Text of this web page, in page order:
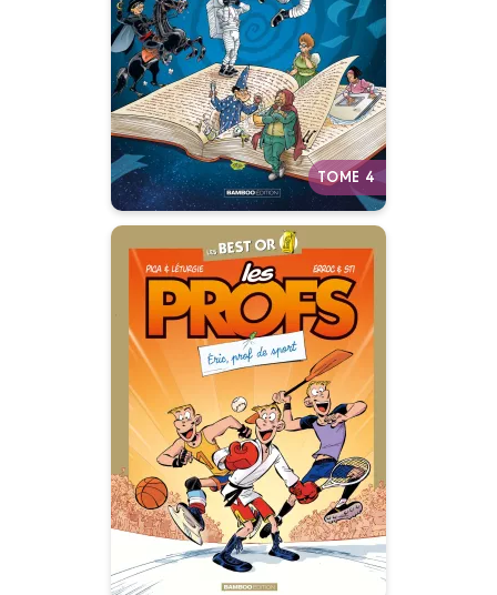
TOME 4
Date de parution :
28/01/2026
Les Profs effacent le tableau noir
de l'histoire et la réécrivent à
leur façon, délirante et décalée.
Autres tomes
Les Profs - Best Or
- Prof de sport
Date de parution :
26/06/2024
Avec Éric, le prof de sport, vous
allez être musclé jusqu’aux
zygomatiques !
Autres tomes